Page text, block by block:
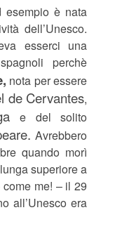
esempio è nata
dell’Unesco.
esserci una
perchè
nota per essere
de Cervantes,
e del solito
Avrebbero
quando morì
superiore a
me! – il 29
all’Unesco era